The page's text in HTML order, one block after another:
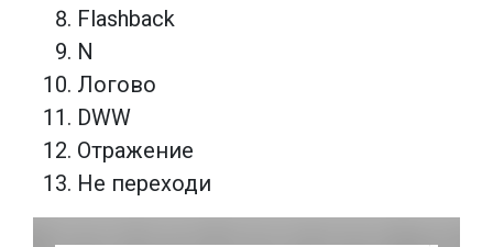
Flashback
N
Логово
DWW
Отражение
Не переходи